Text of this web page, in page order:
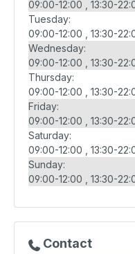
09:00-12:00
13:30-
Tuesday:
09:00-12:00
13:30-
Wednesday:
09:00-12:00
13:30-
Thursday:
09:00-12:00
13:30-
Friday:
09:00-12:00
13:30-
Saturday:
09:00-12:00
13:30-
Sunday:
09:00-12:00
13:30-
Contact